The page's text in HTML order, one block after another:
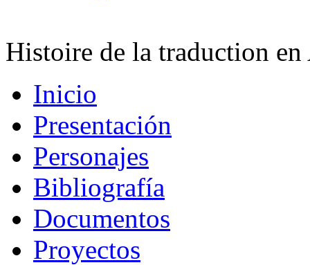
Histoire de la traduction
Inicio
Presentación
Personajes
Bibliografía
Documentos
Proyectos